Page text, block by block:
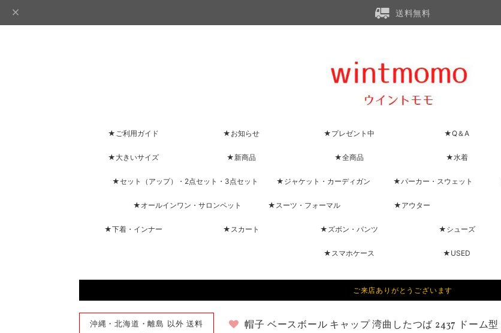
送料無料
★ご利用ガイド ★お知らせ ★プレゼント中 ★Q＆A
★大きいサイズ ★新商品 ★全商品 ★水着
★セット（アップ）・2点セット・3点セット ★ジャケット・カーディガン ★パーカー・スウェット
★オールインワン・サロンペット ★スーツ・フォーマル ★アウター
★下着・インナー ★スカート ★ズボン・パンツ ★シューズ
★スマホケース ★USED
ご来店ありがとうございます
沖縄・北海道・離島 以外 送料
帽子 ベースボール キャップ 湾曲したつば 2437 ドーム